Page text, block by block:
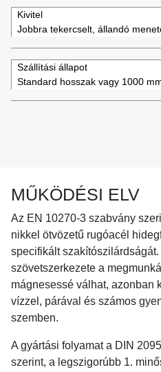
Kivitel
Jobbra tekercselt, állandó
Szállítási állapot
Standard hosszak vagy 1000
MŰKÖDÉSI ELV
Az EN 10270-3 szabvány
nikkel ötvözetű rugóacél
specifikált
szövetszerkezete a
mágnesessé válhat, azonban
vízzel, párával és számos
szemben.
A gyártási folyamat a DIN
szerint, a legszigorúbb 1.